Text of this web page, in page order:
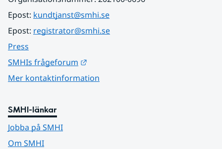
Epost: kundtjanst@smhi.se
Epost: registrator@smhi.se
Press
SMHIs frågeforum
Mer kontaktinformation
SMHI-länkar
Jobba på SMHI
Om SMHI